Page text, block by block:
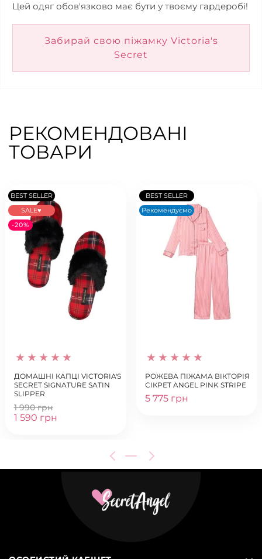
Цей одяг обов'язково має бути у твоєму гардеробі!
Забирай свою піжамку Victoria's
Secret
РЕКОМЕНДОВАНІ
ТОВАРИ
BEST SELLER
SALE♥
-20%
ДОМАШНІ КАПЦІ VICTORIA'S
SECRET SIGNATURE SATIN
SLIPPER
1 990 грн
1 590 грн
BEST SELLER
Рекомендуємо
РОЖЕВА ПІЖАМА ВІКТОРІЯ
СІКРЕТ ANGEL PINK STRIPE
5 775 грн